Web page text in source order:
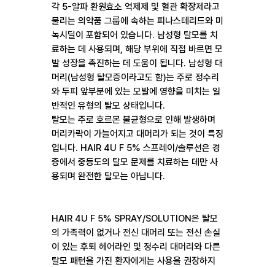
각 5-알파 환원효소 억제제 및 혈관 확장제라고
불리는 의약품 그룹에 속하는 피나스테리드와 미
녹시딜이 포함되어 있습니다. 남성형 탈모를 치
료하는 데 사용되며, 해당 부위에 직접 바르면 모
발 성장을 촉진하는 데 도움이 됩니다. 남성형 대
머리(남성형 탈모증이라고도 함)는 주로 정수리
와 두피 앞부분에 있는 모발에 영향을 미치는 일
반적인 유형의 탈모 상태입니다.
탈모는 주로 호르몬 불균형으로 인해 발생하며
머리카락이 가늘어지고 대머리가 되는 것이 특징
입니다. HAIR 4U F 5% 스프레이/솔루션은 경
증에서 중등도의 탈모 문제를 치료하는 데만 사
용되며 완전한 탈모는 아닙니다.
HAIR 4U F 5% SPRAY/SOLUTION은 탈모
의 가족력이 없거나 전신 대머리 또는 전신 손실
이 있는 후퇴 헤어라인 및 정수리 대머리와 다른
탈모 패턴을 가진 환자에게는 사용을 권장하지